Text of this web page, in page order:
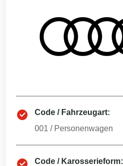
Code / Fahrzeugart:
001 / Personenwagen
Code / Karosserieform: